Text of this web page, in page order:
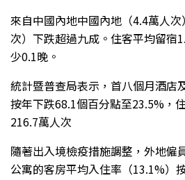
來自中國內地中國內地（4.4萬人
次）下跌超過九成。住客平均留宿
少0.1晚。
統計暨普查局表示，首八個月酒店
按年下跌68.1個百分點至23.5%，
216.7萬人次
隨著出入境檢疫措施調整，外地僱
公寓的客房平均入住率（13.1%）